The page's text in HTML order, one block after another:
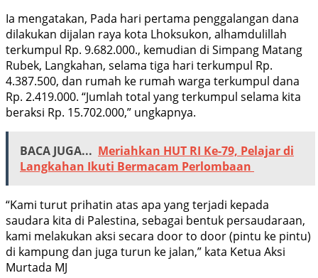
Ia mengatakan, Pada hari pertama penggalangan dana
dilakukan dijalan raya kota Lhoksukon, alhamdulillah
terkumpul Rp. 9.682.000., kemudian di Simpang Matang
Rubek, Langkahan, selama tiga hari terkumpul Rp.
4.387.500, dan rumah ke rumah warga terkumpul dana
Rp. 2.419.000. “Jumlah total yang terkumpul selama kita
beraksi Rp. 15.702.000,” ungkapnya.
BACA JUGA... Meriahkan HUT RI Ke-79, Pelajar di
Langkahan Ikuti Bermacam Perlombaan
“Kami turut prihatin atas apa yang terjadi kepada
saudara kita di Palestina, sebagai bentuk persaudaraan,
kami melakukan aksi secara door to door (pintu ke pintu)
di kampung dan juga turun ke jalan,” kata Ketua Aksi
Murtada MJ